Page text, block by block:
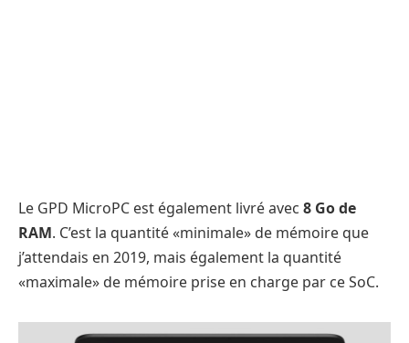
Le GPD MicroPC est également livré avec 8 Go de
RAM. C’est la quantité «minimale» de mémoire que
j’attendais en 2019, mais également la quantité
«maximale» de mémoire prise en charge par ce SoC.